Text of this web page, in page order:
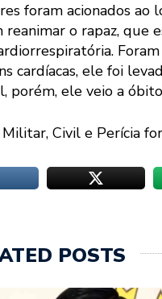
foram acionados ao
o rapaz, que
cardíacas, ele foi
porém, ele veio a
Civil e Perícia
POSTS